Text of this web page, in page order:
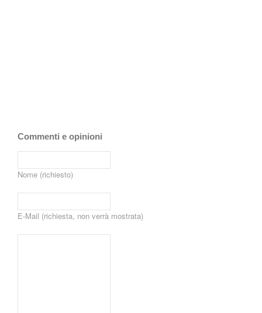
Commenti e opinioni
Nome (richiesto)
E-Mail (richiesta, non verrà mostrata)